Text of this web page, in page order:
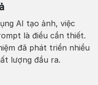
AI tạo ảnh, việc
là điều cần thiết.
đã phát triển nhiều
lượng đầu ra.